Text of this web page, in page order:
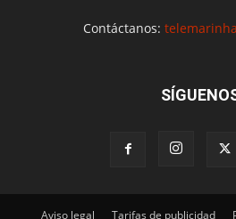
Contáctanos:
Aviso legal Tarifas de publicidad